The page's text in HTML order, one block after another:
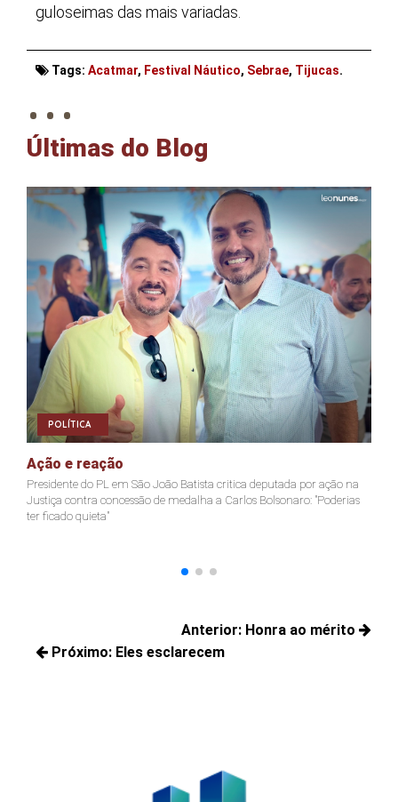
guloseimas das mais variadas.
Tags: Acatmar, Festival Náutico, Sebrae, Tijucas.
. . .
Últimas do Blog
POLÍTICA
Ação e reação
Presidente do PL em São João Batista critica deputada por ação na
Justiça contra concessão de medalha a Carlos Bolsonaro: "Poderias
ter ficado quieta"
de
Anterior: Honra ao mérito
Próximo: Eles esclarecem